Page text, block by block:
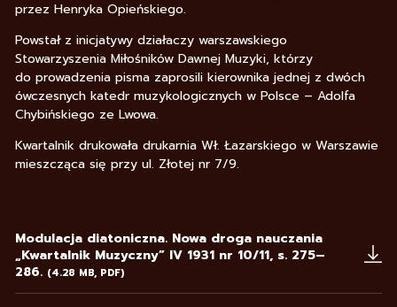
przez Henryka Opieńskiego.
Powstał z inicjatywy działaczy warszawskiego
Stowarzyszenia Miłośników Dawnej Muzyki, którzy
do prowadzenia pisma zaprosili kierownika jednej z dwóch
ówczesnych katedr muzykologicznych w Polsce – Adolfa
Chybińskiego ze Lwowa.
Kwartalnik drukowała drukarnia Wł. Łazarskiego w Warszawie
mieszcząca się przy ul. Złotej nr 7/9.
Modulacja diatoniczna. Nowa droga nauczania
„Kwartalnik Muzyczny” IV 1931 nr 10/11, s. 275–
286. (4.28 MB, PDF)
Uwaga, link zostanie otwarty w nowym oknie